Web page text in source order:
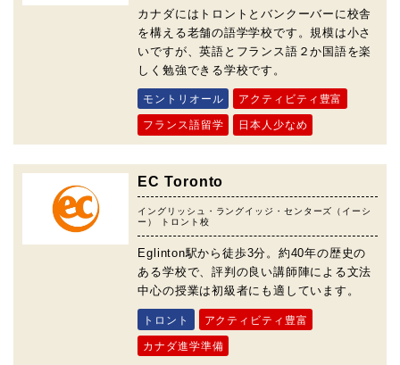
カナダにはトロントとバンクーバーに校舎
を構える老舗の語学学校です。規模は小さ
いですが、英語とフランス語２か国語を楽
しく勉強できる学校です。
モントリオール アクティビティ豊富
フランス語留学 日本人少なめ
EC Toronto
イングリッシュ・ラングイッジ・センターズ（イーシ
ー） トロント校
Eglinton駅から徒歩3分。約40年の歴史の
ある学校で、評判の良い講師陣による文法
中心の授業は初級者にも適しています。
トロント アクティビティ豊富
カナダ進学準備